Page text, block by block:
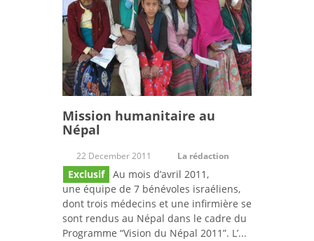
Mission humanitaire au
Népal
22 December 2011 La rédaction
Exclusif
Au mois d’avril 2011,
une équipe de 7 bénévoles israéliens,
dont trois médecins et une infirmière se
sont rendus au Népal dans le cadre du
Programme “Vision du Népal 2011”. L’...